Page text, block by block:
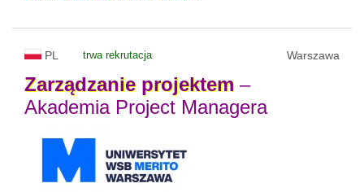
PL trwa rekrutacja Warszawa
Zarządzanie projektem –
Akademia Project Managera